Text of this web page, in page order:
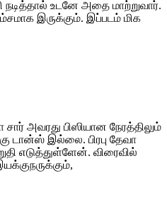
உடனே அதை மாற்றுவார்.
இருக்கும். இப்படம் மிக
அவரது பிஸியான நேரத்திலும்
டான்ஸ் இல்லை. பிரபு தேவா
எடுத்துள்ளேன். விரைவில்